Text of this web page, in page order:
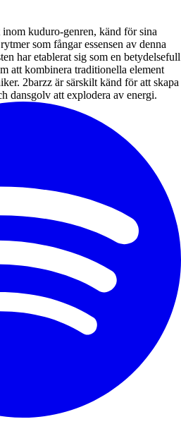
inom kuduro-genren, känd för sina
som fångar essensen av denna
har etablerat sig som en betydelsefull
att kombinera traditionella element
2barzz är särskilt känd för att skapa
dansgolv att explodera av energi.